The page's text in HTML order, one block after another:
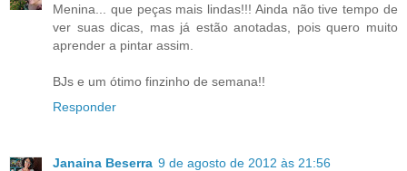
Menina... que peças mais lindas!!! Ainda não tive tempo de
ver suas dicas, mas já estão anotadas, pois quero muito
aprender a pintar assim.
BJs e um ótimo finzinho de semana!!
Responder
Janaina Beserra 9 de agosto de 2012 às 21:56